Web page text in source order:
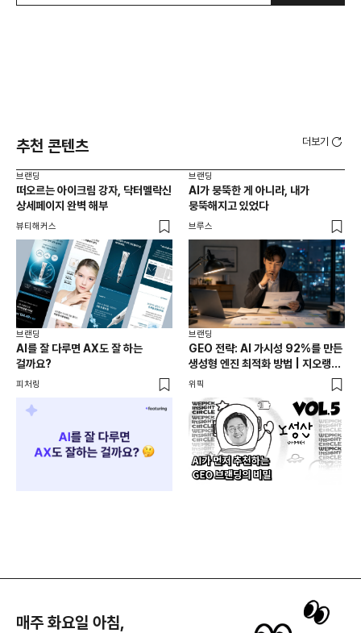
추천 콘텐츠 더보기
브랜딩
떠오르는 아이크림 강자, 닥터멜락신
상세페이지 완벽 해부
뷰티해커스
브랜딩
AI가 뭉뚝한 게 아니라, 내가
뭉뚝해지고 있었다
브루스
브랜딩
AI를 잘 다루면 AX도 잘 하는
걸까요?
피처링
브랜딩
GEO 전략: AI 가시성 92%를 만든
생성형 엔진 최적화 방법 | 지오랭크
노성산 대표
위픽
매주 화요일 아침,